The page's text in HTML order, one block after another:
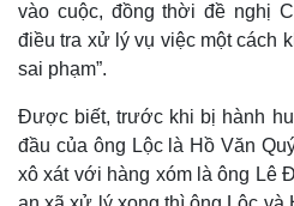
vào cuộc, đồng thời đề nghị
điều tra xử lý vụ việc một cách
sai phạm”.
Được biết, trước khi bị hành
đầu của ông Lộc là Hồ Văn
xô xát với hàng xóm là ông Lê